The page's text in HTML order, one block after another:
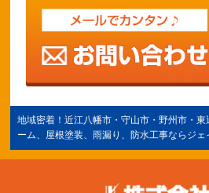
地域密着！近江八幡市 ・守山市・野州市・東
ーム、屋根塗装、雨漏り、防水工事ならジェ